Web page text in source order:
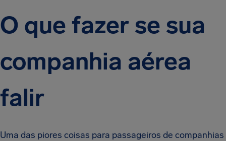
O que fazer se sua
companhia aérea
falir
Uma das piores coisas para passageiros de companhias